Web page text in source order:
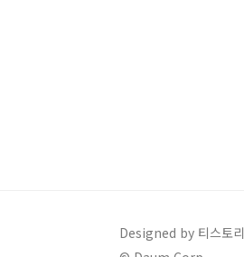
Designed by 티스토리